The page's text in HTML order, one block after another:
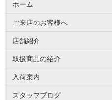
ホーム
ご来店のお客様へ
店舗紹介
取扱商品の紹介
入荷案内
スタッフブログ